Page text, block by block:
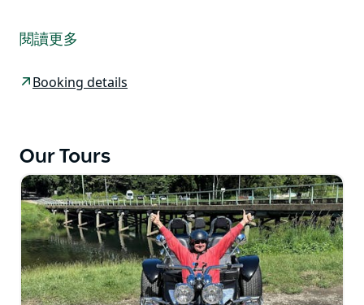
參觀位於克拉倫斯谷湯森德 (Townsend) 的 Sanctus
酒、葡萄酒甚至雞尾酒。真正的精釀啤酒，在上帝之國的
參觀揚巴 (Yamba) 的 The Wobbly Chook Brewing Co.
他們將對啤酒的熱愛和對當地的熱愛結合起來，釀造出他
們認為是澳洲味道最好的啤酒。
參觀揚巴的揚巴蒸餾公司 - 琴酒、伏特加和雞尾酒。慢
活，Yamba Time，將瘋狂轉為平靜......他們提供品嚐槳
和用他們的烈酒製成的雞尾酒，並輔以 Stangelove 蘇打
水和滋補品。
閱讀更多
Booking details
Our Tours